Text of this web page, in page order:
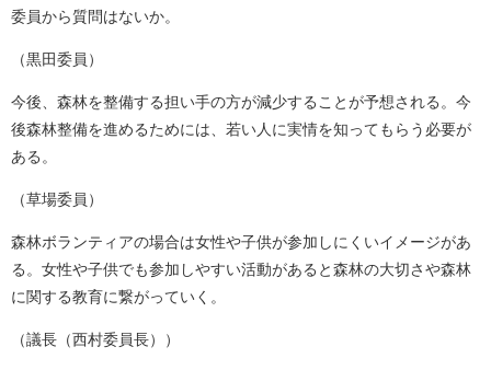
委員から質問はないか。
（黒田委員）
今後、森林を整備する担い手の方が減少することが予想される。今
後森林整備を進めるためには、若い人に実情を知ってもらう必要が
ある。
（草場委員）
森林ボランティアの場合は女性や子供が参加しにくいイメージがあ
る。女性や子供でも参加しやすい活動があると森林の大切さや森林
に関する教育に繋がっていく。
（議長（西村委員長））